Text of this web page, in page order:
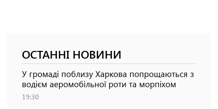
ОСТАННІ НОВИНИ
У громаді поблизу Харкова попрощаються з
водієм аеромобільної роти та морпіхом
19:30